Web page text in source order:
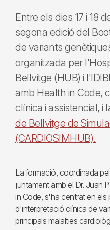
Entre els dies 17 i 18
segona edició del
de variants
organitzada per
Bellvitge (HUB) i
amb Health in Code,
clínica i assistencial, i
de Bellvitge de
(CARDIOSIMHUB).
La formació, coordinada
juntament amb el Dr. Juan
in Code, s'ha centrat en els
d'interpretació clínica de
principals malalties